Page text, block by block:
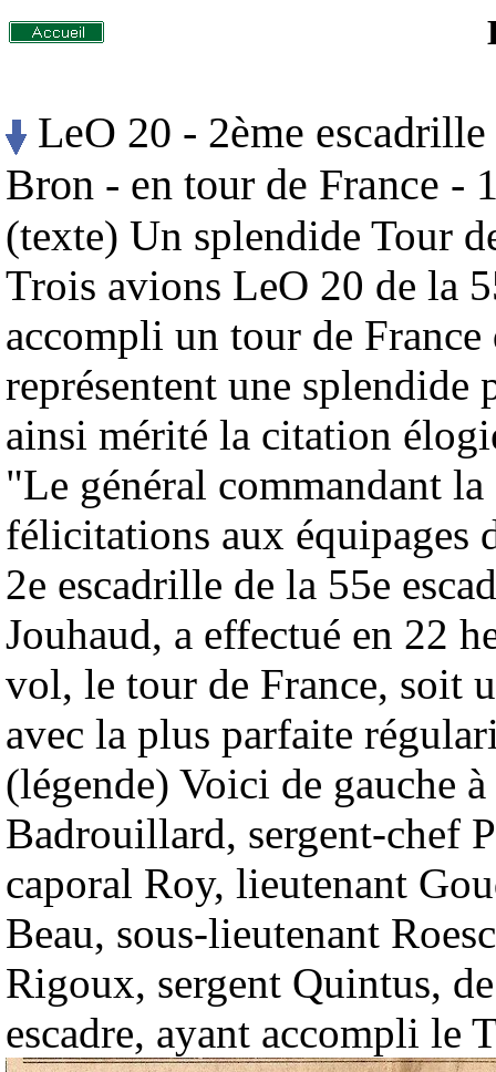
LeO 20 - 2ème
Bron - en tour de France -
(texte) Un splendide Tour
Trois avions LeO 20 de la
accompli un tour de
représentent une splendide
ainsi mérité la citation
"Le général commandant la
félicitations aux équipages
2e escadrille de la 55e
Jouhaud, a effectué en 22
vol, le tour de France, soit
avec la plus parfaite
(légende) Voici de gauche
Badrouillard, sergent-chef
caporal Roy, lieutenant
Beau, sous-lieutenant
Rigoux, sergent Quintus,
escadre, ayant accompli le